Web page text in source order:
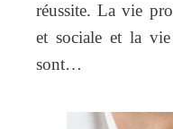
réussite. La vie
et sociale et la
sont…